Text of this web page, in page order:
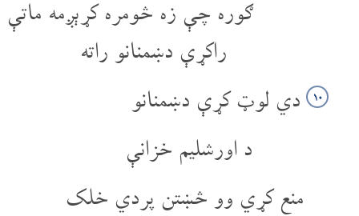
ګوره چې زه څومره کړېږمه ماتې
راکړې دښمنانو راته
۱۰ دي لوټ کړې دښمنانو
د اورشلیم خزانې
منع کړي وو څښتن پردي خلک